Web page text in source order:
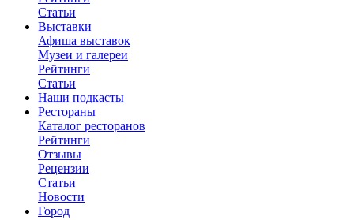
Статьи
Выставки
Афиша выставок
Музеи и галереи
Рейтинги
Статьи
Наши подкасты
Рестораны
Каталог ресторанов
Рейтинги
Отзывы
Рецензии
Статьи
Новости
Город